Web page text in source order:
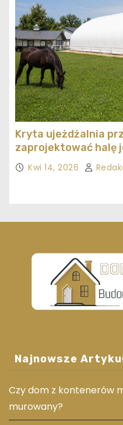
Kryta ujeżdżalnia
zaprojektować halę
ekonomicznie
Kwi 14, 2026
Najnowsze
Czy dom z kontenerów
murowany?